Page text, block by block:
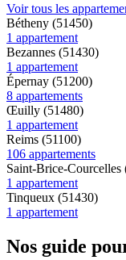
Voir tous les
Bétheny (51450)
1 appartement
Bezannes (51430)
1 appartement
Épernay (51200)
8 appartements
Œuilly (51480)
1 appartement
Reims (51100)
106 appartements
Saint-Brice-Courcelles
1 appartement
Tinqueux (51430)
1 appartement
Nos guide